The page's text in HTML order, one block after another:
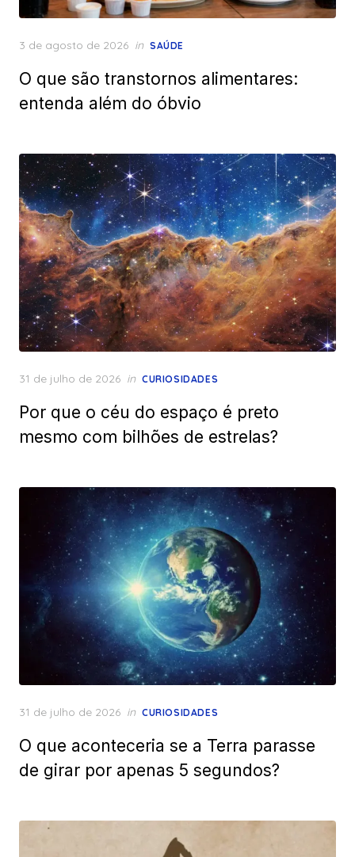
Posted
3 de agosto de 2026 in SAÚDE
O que são transtornos alimentares:
entenda além do óbvio
Posted
31 de julho de 2026 in CURIOSIDADES
Por que o céu do espaço é preto
mesmo com bilhões de estrelas?
Posted
31 de julho de 2026 in CURIOSIDADES
O que aconteceria se a Terra parasse
de girar por apenas 5 segundos?